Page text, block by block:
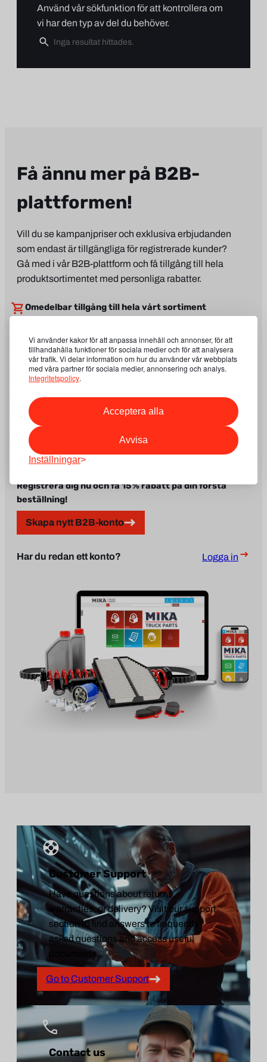
Vi använder kakor för att anpassa innehåll och annonser, för att
tillhandahålla funktioner för sociala medier och för att analysera
vår trafik. Vi delar information om hur du använder vår webbplats
med våra partner för sociala medier, annonsering och analys.
Integritetspolicy.
Acceptera alla
Avvisa
Inställningar
Använd vår sökfunktion för att kontrollera om
vi har den typ av del du behöver.
Få ännu mer på B2B-
plattformen!
Vill du se kampanjpriser och exklusiva erbjudanden
som endast är tillgängliga för registrerade kunder?
Gå med i vår B2B-plattform och få tillgång till hela
produktsortimentet med personliga rabatter.
Omedelbar tillgång till hela vårt sortiment
Snabbare beställning
Ingen anledning att ringa eller vänta på svar
Exklusiva B2B-rabatter
Beställnings- och fakturahistorik
Alla dina köp samlade på ett ställe
Tillgång dygnet runt
Beställ delar när som helst, var som helst
Registrera dig nu och få 15 % rabatt på din första
beställning!
Skapa nytt B2B-konto
Har du redan ett konto? Logga in
Customer Support
Have questions about returns,
warranties, or delivery? Visit our support
section to find answers to frequently
asked questions and access useful
documents.
Go to Customer Support
Contact us